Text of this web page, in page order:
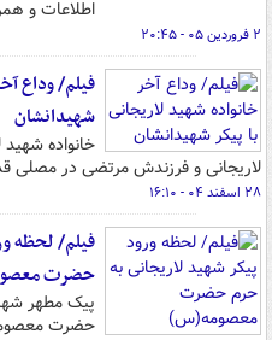
اطلاعات و
۲ فروردین ۰۵ - ۲۰:۴۵
فیلم/ وداع
شهیدانشان
خانواده
لاریجانی و فرزندش مرتضی در مصلی
۲۸ اسفند ۰۴ - ۱۶:۱۰
فیلم/ لحظه
حضرت
پیک مطهر
حضرت